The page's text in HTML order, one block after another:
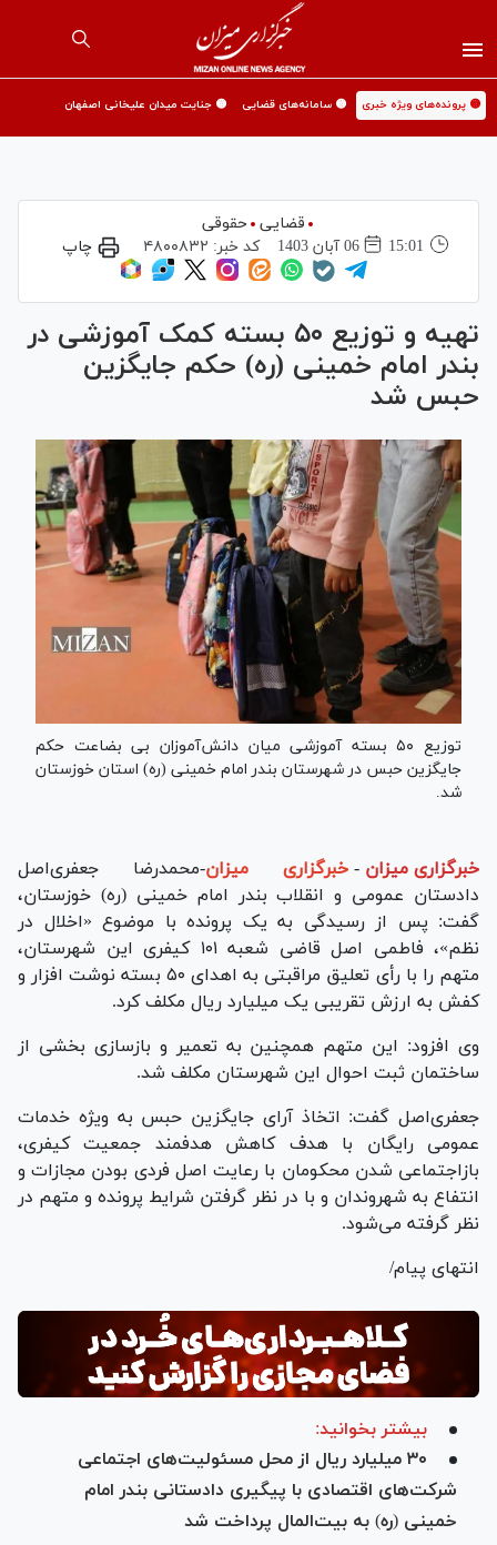
🟡 پرونده‌های ویژه خبری 🟡 سامانه‌های قضایی 🟡 جنایت میدان علیخانی اصفهان
قضایی حقوقی
15:01
06 آبان 1403 کد خبر: ۴۸۰۰۸۳۲ چاپ
تهیه و توزیع ۵۰ بسته کمک آموزشی در
بندر امام خمینی (ره) حکم جایگزین
حبس شد
توزیع ۵۰ بسته آموزشی میان دانش‌آموزان بی بضاعت حکم
جایگزین حبس در شهرستان بندر امام خمینی (ره) استان خوزستان
شد.
خبرگزاری میزان - خبرگزاری میزان-محمدرضا جعفری‌اصل
دادستان عمومی و انقلاب بندر امام خمینی (ره) خوزستان،
گفت: پس از رسیدگی به یک پرونده با موضوع «اخلال در
نظم»، فاطمی اصل قاضی شعبه ۱۰۱ کیفری این شهرستان،
متهم را با رأی تعلیق مراقبتی به اهدای ۵۰ بسته نوشت افزار و
کفش به ارزش تقریبی یک میلیارد ریال مکلف کرد.
وی افزود: این متهم همچنین به تعمیر و بازسازی بخشی از
ساختمان ثبت احوال این شهرستان مکلف شد.
جعفری‌اصل گفت: اتخاذ آرای جایگزین حبس به ویژه خدمات
عمومی رایگان با هدف کاهش هدفمند جمعیت کیفری،
بازاجتماعی شدن محکومان با رعایت اصل فردی بودن مجازات و
انتفاع به شهروندان و با در نظر گرفتن شرایط پرونده و متهم در
نظر گرفته می‌شود.
انتهای پیام/
بیشتر بخوانید:
۳۰ میلیارد ریال از محل مسئولیت‌های اجتماعی
شرکت‌های اقتصادی با پیگیری دادستانی بندر امام
خمینی (ره) به بیت‌المال پرداخت شد